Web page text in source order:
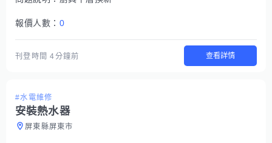
報價人數： 0
刊登時間4分鐘前 查看詳情
#水電維修
安裝熱水器
屏東縣屏東市